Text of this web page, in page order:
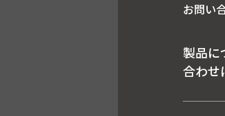
お問い
製品に
合わせ